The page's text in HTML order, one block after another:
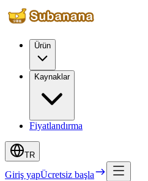
Ürün
Kaynaklar
Fiyatlandırma
TR
Giriş yapÜcretsiz başla